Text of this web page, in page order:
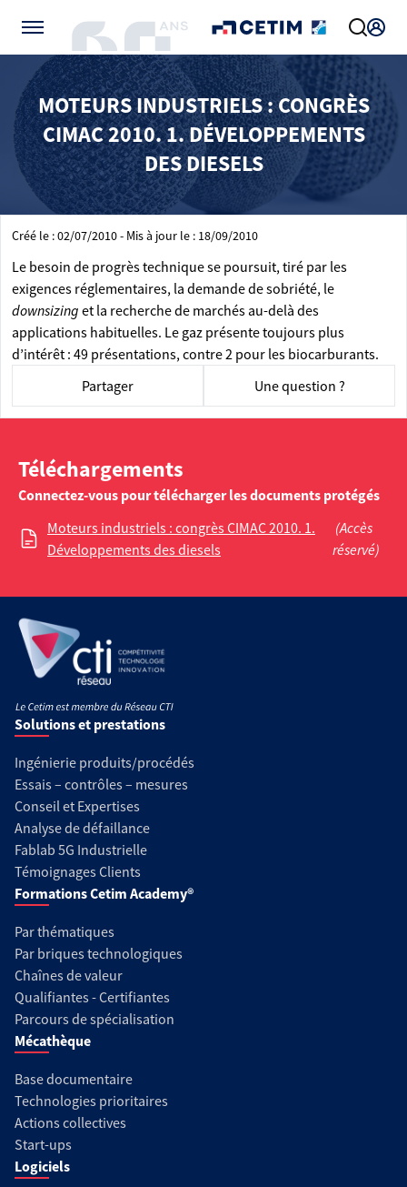
MOTEURS INDUSTRIELS : CONGRÈS
CIMAC 2010. 1. DÉVELOPPEMENTS
DES DIESELS
Créé le : 02/07/2010 - Mis à jour le : 18/09/2010
Le besoin de progrès technique se poursuit, tiré par les
exigences réglementaires, la demande de sobriété, le
downsizing et la recherche de marchés au-delà des
applications habituelles. Le gaz présente toujours plus
d’intérêt : 49 présentations, contre 2 pour les biocarburants.
Partager
Une question ?
Téléchargements
Connectez-vous pour télécharger les documents protégés
Moteurs industriels : congrès CIMAC 2010. 1.
Développements des diesels
(Accès
réservé)
Solutions et prestations
Ingénierie produits/procédés
Essais – contrôles – mesures
Conseil et Expertises
Analyse de défaillance
Fablab 5G Industrielle
Témoignages Clients
Formations Cetim Academy®
Par thématiques
Par briques technologiques
Chaînes de valeur
Qualifiantes - Certifiantes
Parcours de spécialisation
Mécathèque
Base documentaire
Technologies prioritaires
Actions collectives
Start-ups
Logiciels